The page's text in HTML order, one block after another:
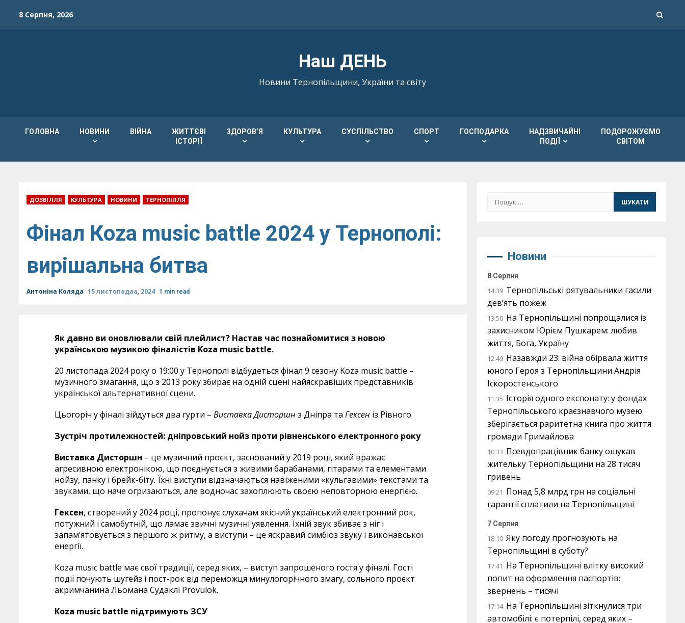
8 Серпня, 2026
Наш ДЕНЬ
Новини Тернопільщини, України та світу
ГОЛОВНА НОВИНИ ВІЙНА
ЖИТТЄВІ
ІСТОРІЇ
ЗДОРОВ’Я КУЛЬТУРА СУСПІЛЬСТВО СПОРТ ГОСПОДАРКА
НАДЗВИЧАЙНІ
ПОДІЇ
ПОДОРОЖУЄМО
СВІТОМ
ДОЗВІЛЛЯ КУЛЬТУРА НОВИНИ ТЕРНОПІЛЛЯ
Фінал Кoza music battle 2024 у Тернополі:
вирішальна битва
Антоніна Коляда 15 листопадаа, 2024 1 min read
Як давно ви оновлювали свій плейлист? Настав час познайомитися з новою
українською музикою фіналістів Koza music battle.
20 листопада 2024 року о 19:00 у Тернополі відбудеться фінал 9 сезону Koza music battle –
музичного змагання, що з 2013 року збирає на одній сцені найяскравіших представників
української альтернативної сцени.
Цьогоріч у фіналі зійдуться два гурти – Виставка Дисторшн з Дніпра та Гексен із Рівного.
Зустріч протилежностей: дніпровський нойз проти рівненського електронного року
Виставка Дисторшн – це музичний проєкт, заснований у 2019 році, який вражає
агресивною електронікою, що поєднується з живими барабанами, гітарами та елементами
нойзу, панку і брейк-біту. Їхні виступи відзначаються навіженими «кульгавими» текстами та
звуками, що наче огризаються, але водночас захоплюють своєю неповторною енергією.
Гексен, створений у 2024 році, пропонує слухачам якісний український електронний рок,
потужний і самобутній, що ламає звичні музичні уявлення. Їхній звук збиває з ніг і
запам’ятовується з першого ж ритму, а виступи – це яскравий симбіоз звуку і виконавської
енергії.
Кoza music battle має свої традиції, серед яких, – виступ запрошеного гостя у фіналі. Гості
події почують шугейз і пост-рок від переможця минулогорічного змагу, сольного проєкт
акримчанина Льомана Судаклі Provulok.
Кoza music battle підтримують ЗСУ
Пошук:
Новини
8 Серпня
14:39 Тернопільські рятувальники гасили
дев’ять пожеж
13:50 На Тернопільщині попрощалися із
захисником Юрієм Пушкарем: любив
життя, Бога, Україну
12:49 Назавжди 23: війна обірвала життя
юного Героя з Тернопільщини Андрія
Іскоростенського
11:35 Історія одного експонату: у фондах
Тернопільського краєзнавчого музею
зберігається раритетна книга про життя
громади Гримайлова
10:33 Псевдопрацівник банку ошукав
жительку Тернопільщини на 28 тисяч
гривень
09:21 Понад 5,8 млрд грн на соціальні
гарантії сплатили на Тернопільщині
7 Серпня
18:10 Яку погоду прогнозують на
Тернопільщині в суботу?
17:41 На Тернопільщині влітку високий
попит на оформлення паспортів:
звернень – тисячі
17:14 На Тернопільщині зіткнулися три
автомобілі: є потерпілі, серед яких –